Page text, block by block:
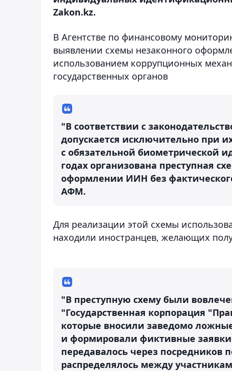
Zakon.kz.
В Агентстве по финансовому
выявлении схемы незаконного
использованием коррупционных
государственных органов
"В соответствии с
допускается исключительно при
с обязательной биометрической
годах организована преступная
оформлении ИИН без
АФМ.
Для реализации этой схемы
находили иностранцев, желающих
"В преступную схему были
"Государственная корпорация
которые вносили заведомо
и формировали фиктивные
передавалось через посредников
распределялось между